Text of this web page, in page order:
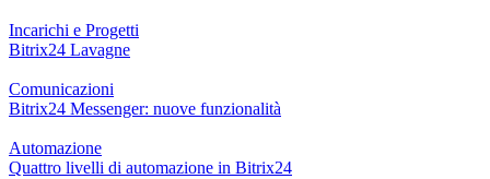
Incarichi e Progetti
Bitrix24 Lavagne
Comunicazioni
Bitrix24 Messenger: nuove funzionalità
Automazione
Quattro livelli di automazione in Bitrix24